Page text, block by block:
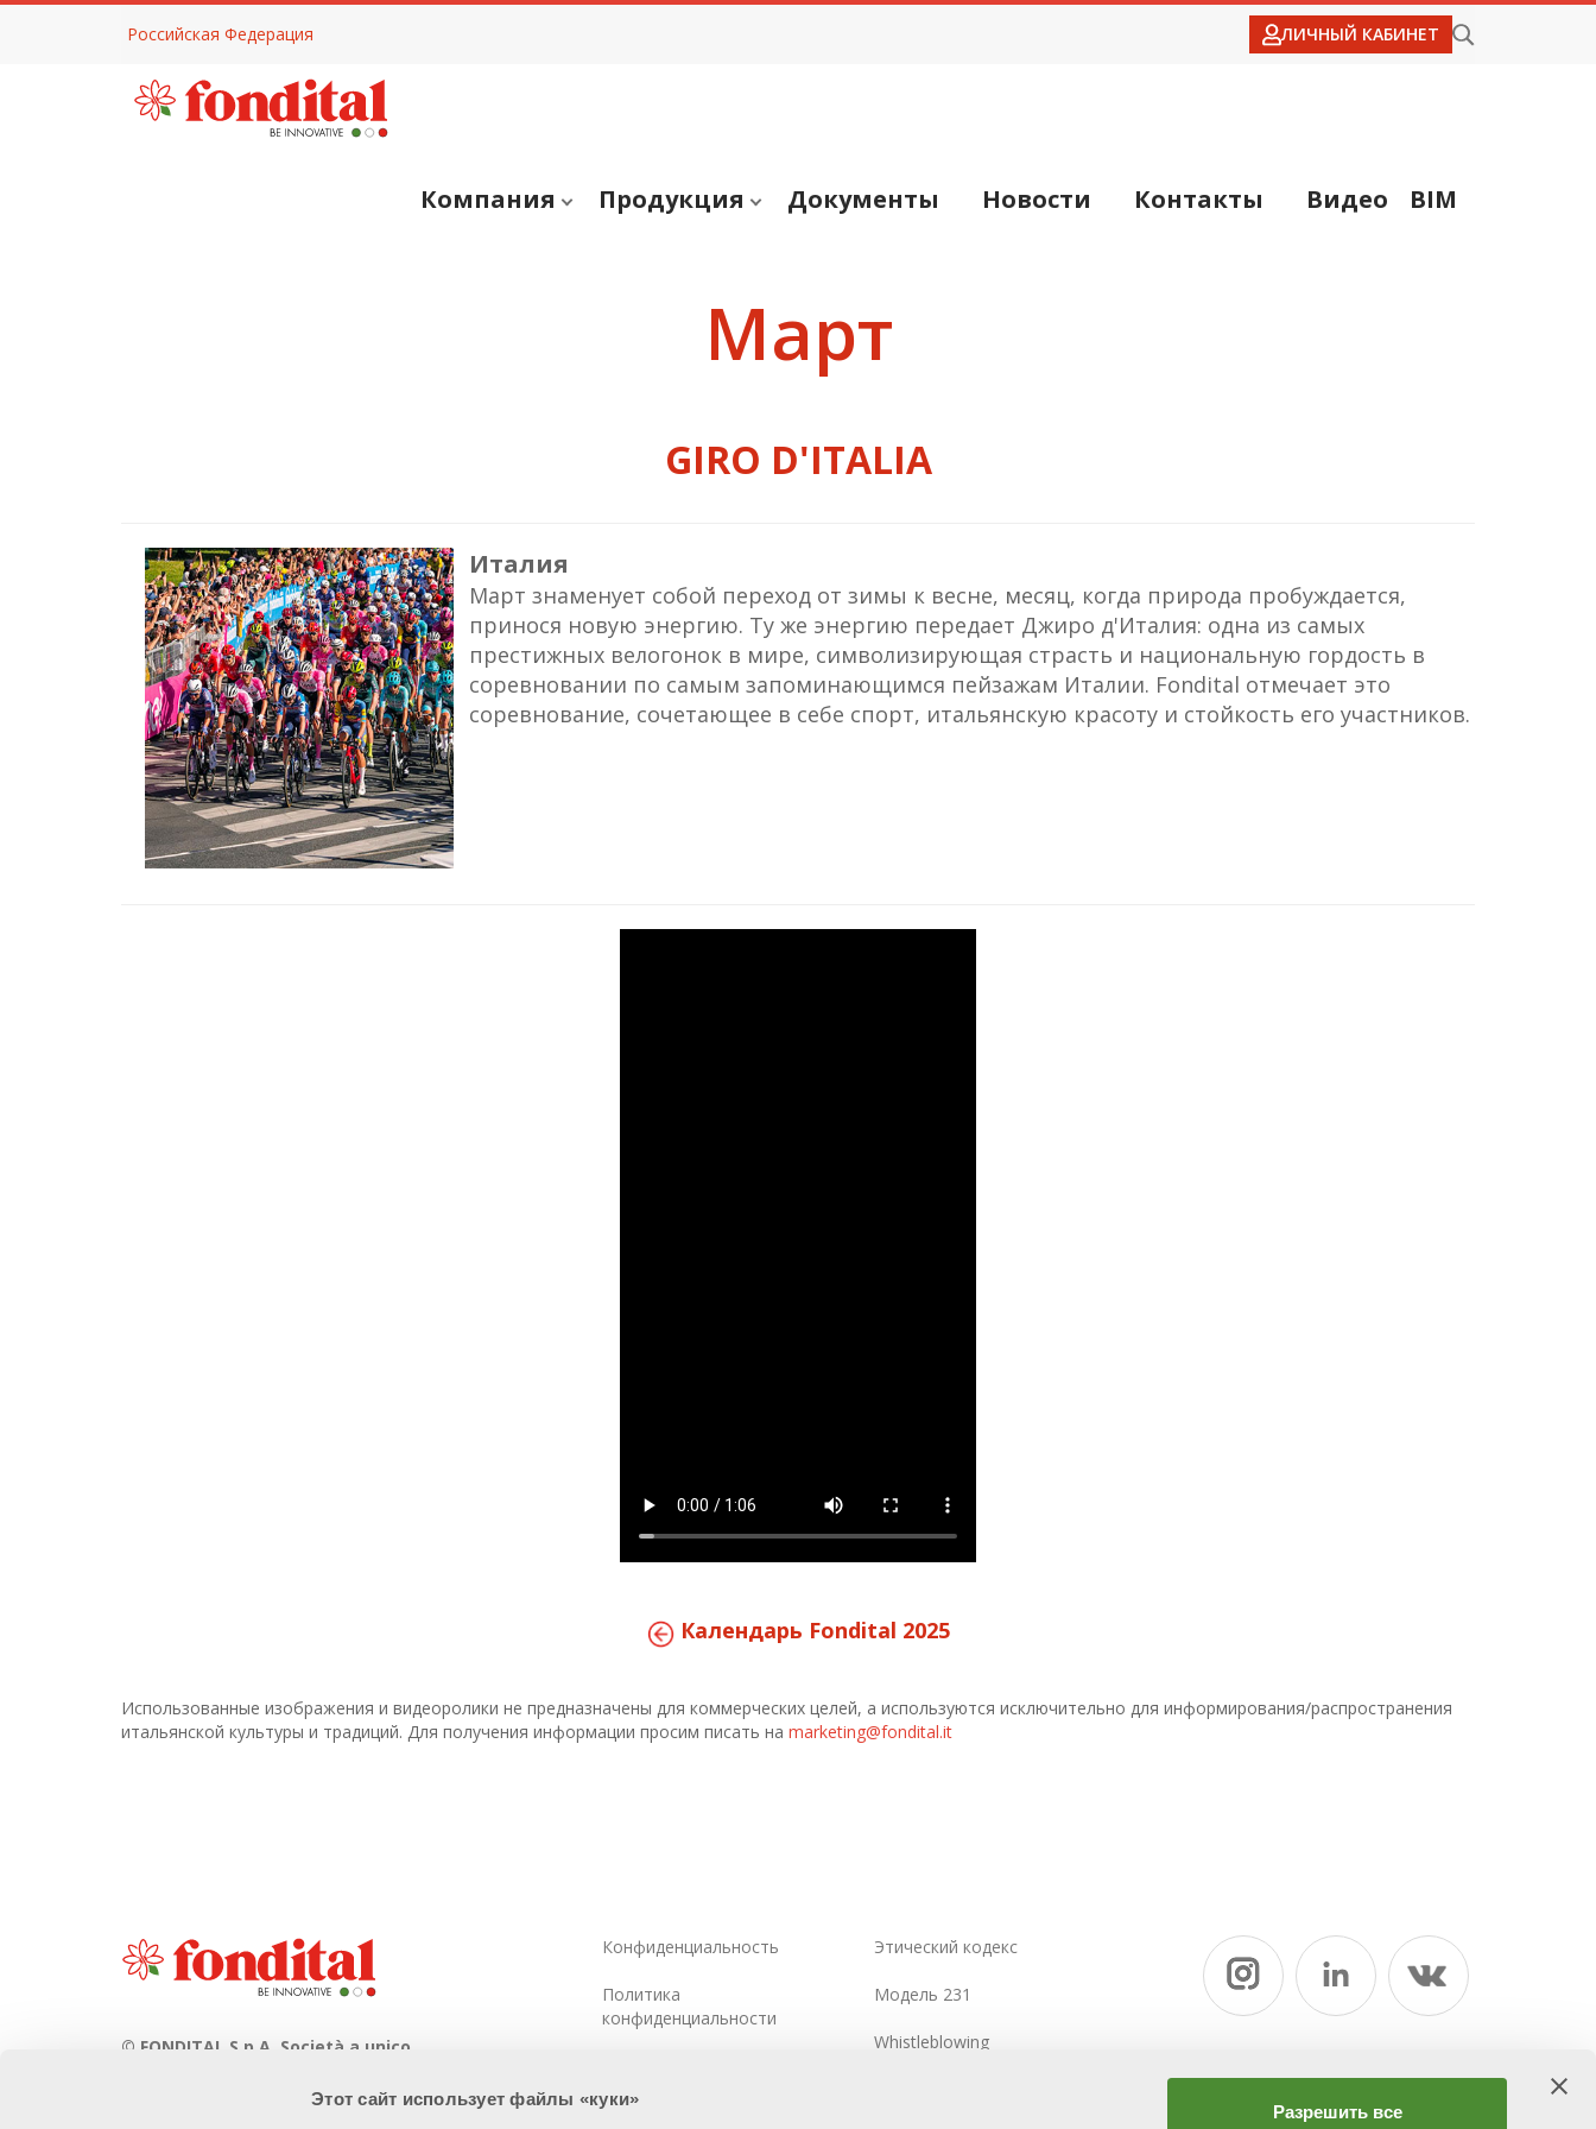
Этот сайт использует файлы «куки»
Разрешить все
Российская Федерация ЛИЧНЫЙ КАБИНЕТ
Компания Продукция Документы Новости Контакты Видео BIM
Март
GIRO D'ITALIA
Италия
Март знаменует собой переход от зимы к весне, месяц, когда природа пробуждается,
принося новую энергию. Ту же энергию передает Джиро д'Италия: одна из самых
престижных велогонок в мире, символизирующая страсть и национальную гордость в
соревновании по самым запоминающимся пейзажам Италии. Fondital отмечает это
соревнование, сочетающее в себе спорт, итальянскую красоту и стойкость его участников.
Календарь Fondital 2025
Использованные изображения и видеоролики не предназначены для коммерческих целей, а используются исключительно для информирования/распространения
итальянской культуры и традиций. Для получения информации просим писать на marketing@fondital.it
© FONDITAL S.p.A. Società a unico
Конфиденциальность
Политика
конфиденциальности
Интегрированная системная
Этический кодекс
Модель 231
Whistleblowing